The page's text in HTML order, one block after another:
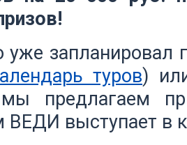
уже
туров)
предлагаем
ВЕДИ выступает в